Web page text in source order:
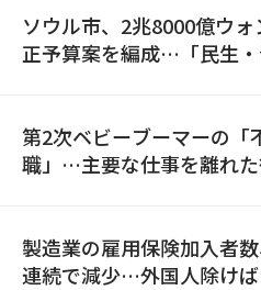
ソウル市、2兆8000億ウ
正予算案を編成…「民生
第2次ベビーブーマーの「
職」…主要な仕事を離れ
製造業の雇用保険加入者
連続で減少…外国人除け